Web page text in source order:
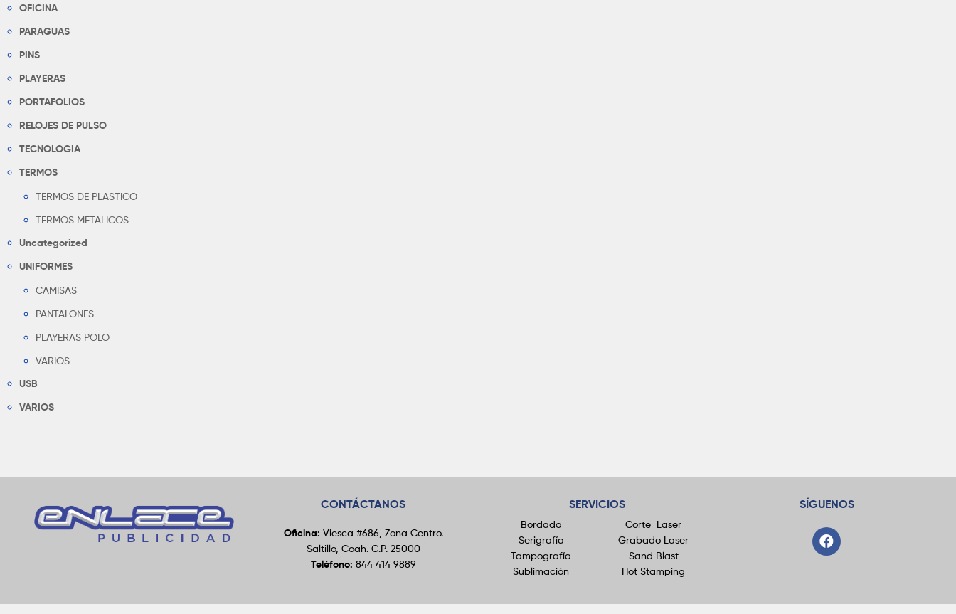
OFICINA
PARAGUAS
PINS
PLAYERAS
PORTAFOLIOS
RELOJES DE PULSO
TECNOLOGIA
TERMOS
TERMOS DE PLASTICO
TERMOS METALICOS
Uncategorized
UNIFORMES
CAMISAS
PANTALONES
PLAYERAS POLO
VARIOS
USB
VARIOS
CONTÁCTANOS
Oficina: Viesca #686, Zona Centro.
Saltillo, Coah. C.P. 25000
Teléfono: 844 414 9889
SERVICIOS
Bordado
Serigrafía
Tampografía
Sublimación
Corte Laser
Grabado Laser
Sand Blast
Hot Stamping
SÍGUENOS